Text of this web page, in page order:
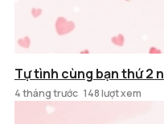
Tự tình cùng bạn thứ 2
4 tháng trước 148 lượt xem